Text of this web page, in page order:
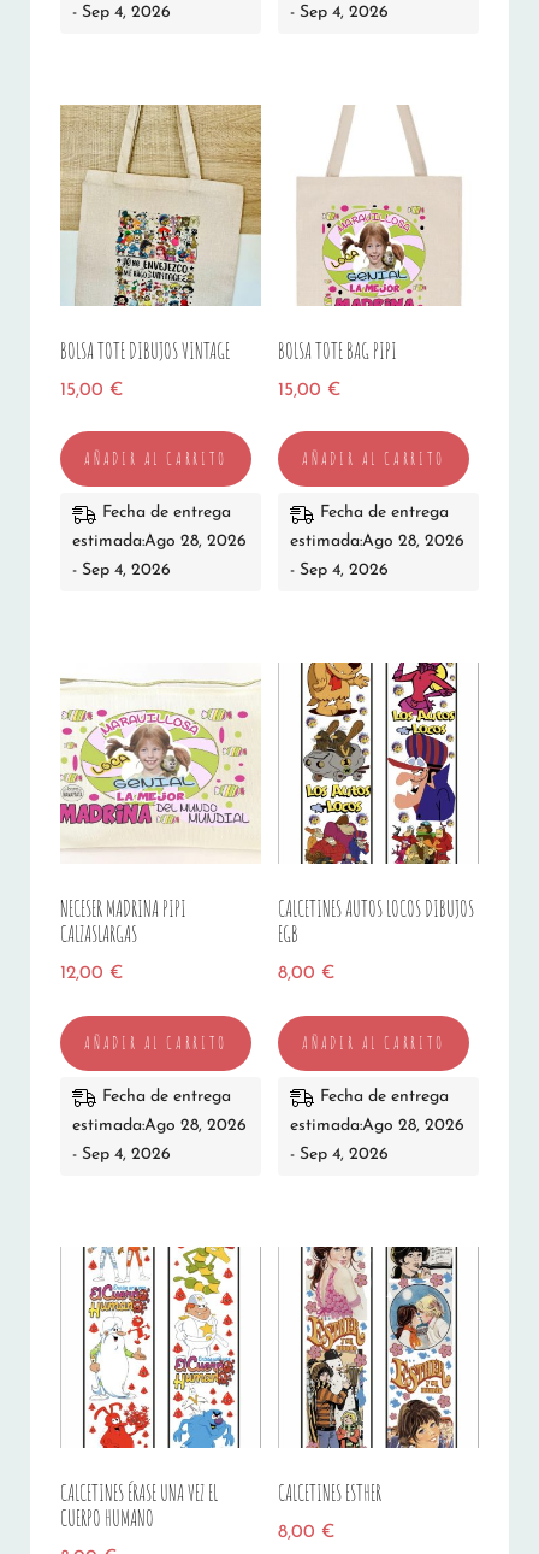
- Sep 4, 2026
- Sep 4, 2026
BOLSA TOTE DIBUJOS VINTAGE
15,00 €
AÑADIR AL CARRITO
Fecha de entrega
estimada:Ago 28, 2026
- Sep 4, 2026
BOLSA TOTE BAG PIPI
15,00 €
AÑADIR AL CARRITO
Fecha de entrega
estimada:Ago 28, 2026
- Sep 4, 2026
NECESER MADRINA PIPI
CALZASLARGAS
12,00 €
AÑADIR AL CARRITO
Fecha de entrega
estimada:Ago 28, 2026
- Sep 4, 2026
CALCETINES AUTOS LOCOS DIBUJOS
EGB
8,00 €
AÑADIR AL CARRITO
Fecha de entrega
estimada:Ago 28, 2026
- Sep 4, 2026
CALCETINES ÉRASE UNA VEZ EL
CUERPO HUMANO
CALCETINES ESTHER
8,00 €